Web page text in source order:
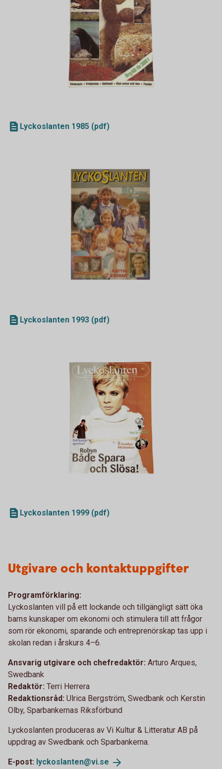
Lyckoslanten 1985 (pdf)
Lyckoslanten 1993 (pdf)
Lyckoslanten 1999 (pdf)
Utgivare och kontaktuppgifter
Programförklaring:
Lyckoslanten vill på ett lockande och tillgängligt sätt öka
barns kunskaper om ekonomi och stimulera till att frågor
som rör ekonomi, sparande och entreprenörskap tas upp i
skolan redan i årskurs 4–6.
Ansvarig utgivare och chefredaktör: Arturo Arques,
Swedbank
Redaktör: Terri Herrera
Redaktionsråd: Ulrica Bergström, Swedbank och Kerstin
Olby, Sparbankernas Riksförbund
Lyckoslanten produceras av Vi Kultur & Litteratur AB på
uppdrag av Swedbank och Sparbankerna.
E-post: lyckoslanten@vi.se